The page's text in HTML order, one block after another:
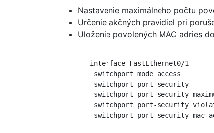
Nastavenie maximálneho počtu
Určenie akčných pravidiel pri
Uloženie povolených MAC adries
        interface FastEthernet0/1
         switchport mode access
         switchport port-security
switchport port-security
switchport port-security
switchport port-security mac-